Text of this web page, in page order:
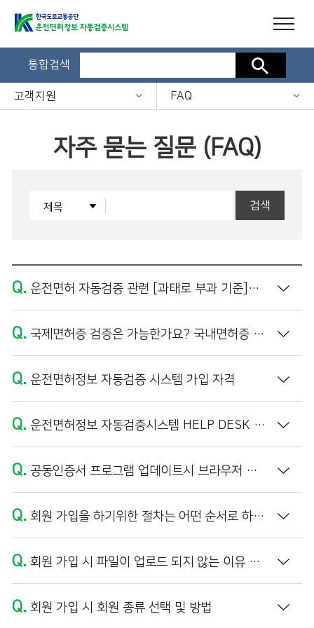
통합검색 검색
고객지원 FAQ
자주 묻는 질문 (FAQ)
검색
Q. 운전면허 자동검증 관련 [과태로 부과 기준]은 어떻게 되나요?
Q. 국제면허증 검증은 가능한가요? 국내면허증 외국인 이름의 정보 불일치가 나타납니다.
Q. 운전면허정보 자동검증 시스템 가입 자격
Q. 운전면허정보 자동검증시스템 HELP DESK 운영 시간
Q. 공동인증서 프로그램 업데이트시 브라우저 캐시 삭제 방법
Q. 회원 가입을 하기위한 절차는 어떤 순서로 하나요?
Q. 회원 가입 시 파일이 업로드 되지 않는 이유 및 해결방법 (PDF 파일 만들기)
Q. 회원 가입 시 회원 종류 선택 및 방법